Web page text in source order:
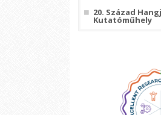
20. Század
Kutatóműhely